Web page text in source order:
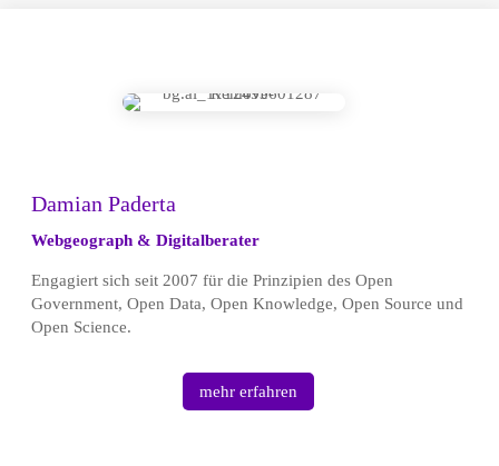
Damian Paderta
Webgeograph & Digitalberater
Engagiert sich seit 2007 für die Prinzipien des Open
Government, Open Data, Open Knowledge, Open Source und
Open Science.
mehr erfahren